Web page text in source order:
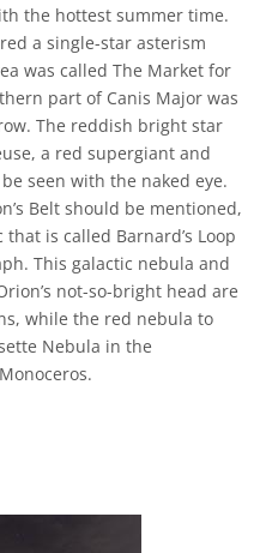
the hottest summer time.
a single-star asterism
was called The Market for
part of Canis Major was
The reddish bright star
a red supergiant and
seen with the naked eye.
Belt should be mentioned,
is called Barnard’s Loop
This galactic nebula and
not-so-bright head are
while the red nebula to
Nebula in the
Attribution 4.0